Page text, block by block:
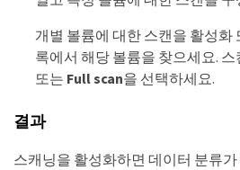
개별 볼륨에 대한 스캔을 활성화
록에서 해당 볼륨을 찾으세요. 스
또는 Full scan을 선택하세요.
결과
스캐닝을 활성화하면 데이터 분류